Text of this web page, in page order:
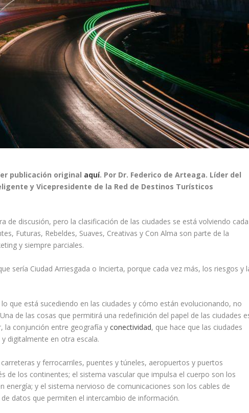
publicación original aquí. Por Dr. Federico de Arteaga. Líder del
y Vicepresidente de la Red de Destinos Turísticos
de discusión, pero la clasificación de las ciudades se está volviendo cada
Futuras, Rebeldes, Suaves, Creativas y Con Alma son parte de la
y siempre parciales.
sería Ciudad Arriesgada o Incierta, porque cada vez más, los riesgos y
que está sucediendo en las ciudades y cómo están evolucionando, no
de las cosas que permitirá una redefinición del papel de las ciudades
la conjunción entre geografía yconectividad, que hace que las ciudades
digitalmente en otra escala.
y ferrocarriles, puentes y túneles, aeropuertos y puertos
de los continentes; el sistema vascular que impulsa el cuerpo son los
energía; y el sistema nervioso de comunicaciones son los cables de
datos que permiten el intercambio de información.